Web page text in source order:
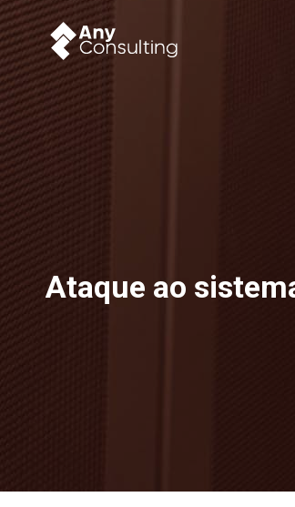
Ataque ao